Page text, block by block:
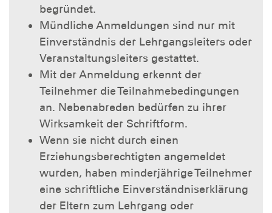
begründet.
Mündliche Anmeldungen sind nur mit
Einverständnis der Lehrgangsleiters oder
Veranstaltungsleiters gestattet.
Mit der Anmeldung erkennt der
Teilnehmer die Teilnahmebedingungen
an. Nebenabreden bedürfen zu ihrer
Wirksamkeit der Schriftform.
Wenn sie nicht durch einen
Erziehungsberechtigten angemeldet
wurden, haben minderjährige Teilnehmer
eine schriftliche Einverständniserklärung
der Eltern zum Lehrgang oder